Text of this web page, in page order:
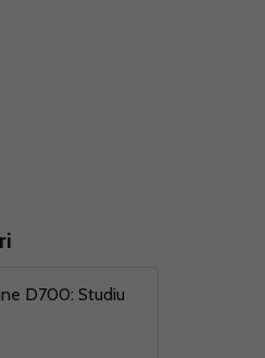
D700: Studiu